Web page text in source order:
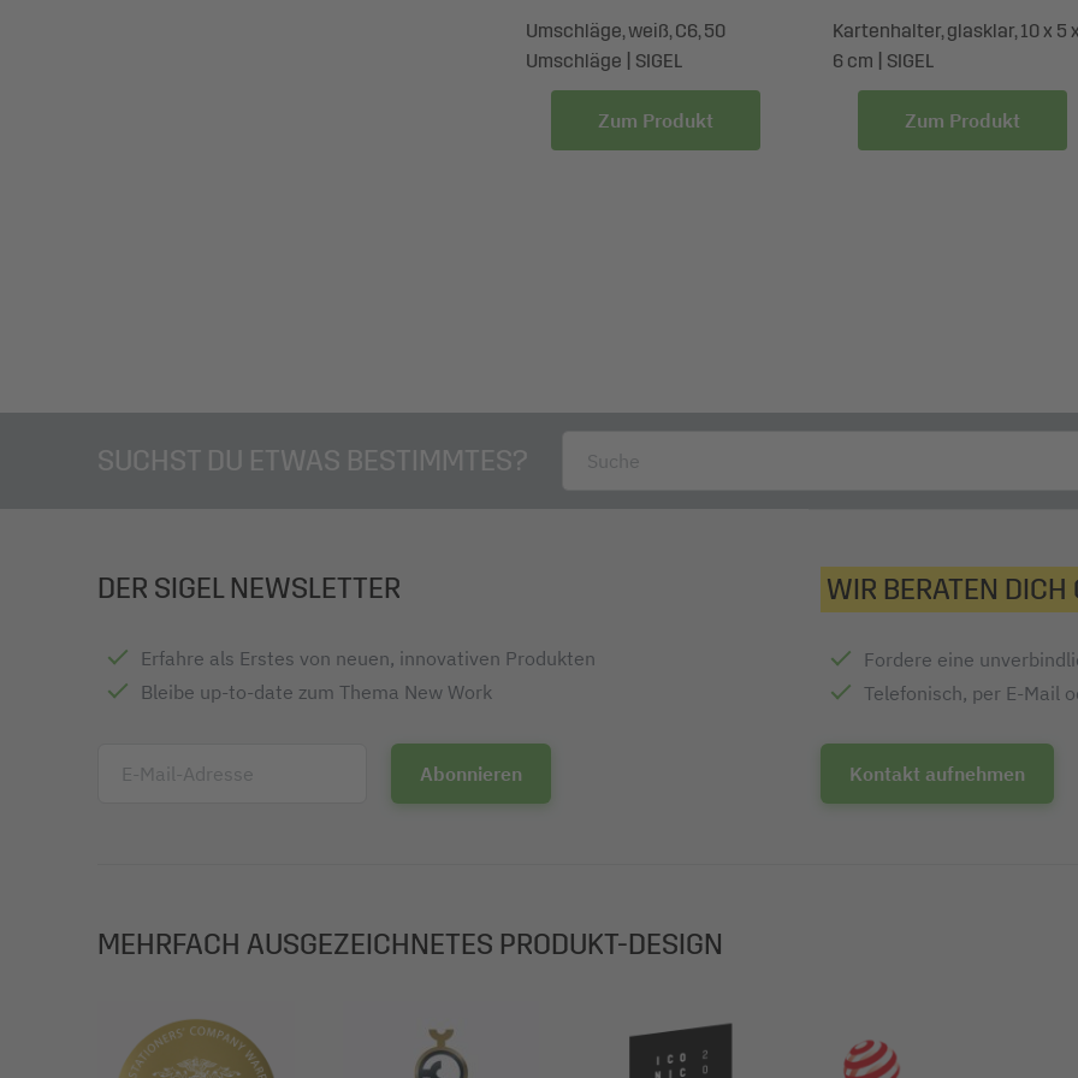
Umschläge, weiß, C6, 50
Umschläge | SIGEL
Zum Produkt
Kartenhalter, glasklar, 10 x 5
6 cm | SIGEL
Zum Produkt
SUCHST DU ETWAS BESTIMMTES?
DER SIGEL NEWSLETTER
Erfahre als Erstes von neuen, innovativen Produkten
Bleibe up-to-date zum Thema New Work
E-Mail-Adresse
WIR BERATEN DICH
Fordere eine
Telefonisch, per E-Mail
Kontakt aufnehmen
MEHRFACH AUSGEZEICHNETES PRODUKT-DESIGN